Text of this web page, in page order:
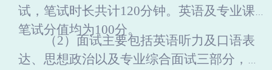
试，笔试时长共计120分钟。英语及专业课
笔试分值均为100分。
（2）面试主要包括英语听力及口语表
达、思想政治以及专业综合面试三部分，各